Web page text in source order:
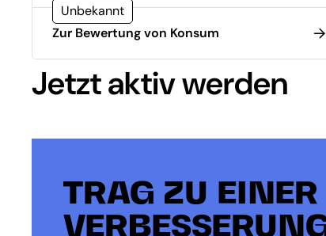
Unbekannt
Zur Bewertung von Konsum
Jetzt aktiv werden
TRAG ZU EINER